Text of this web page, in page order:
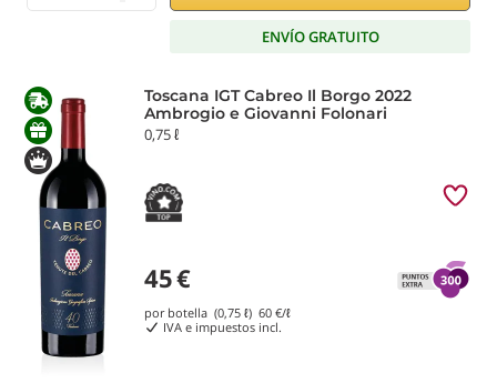
ENVÍO GRATUITO
Toscana IGT Cabreo Il Borgo 2022
Ambrogio e Giovanni Folonari
0,75 ℓ
45€
por botella (0,75 ℓ) 60 €/ℓ
IVA e impuestos incl.